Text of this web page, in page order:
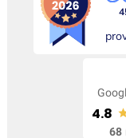
4.8
68